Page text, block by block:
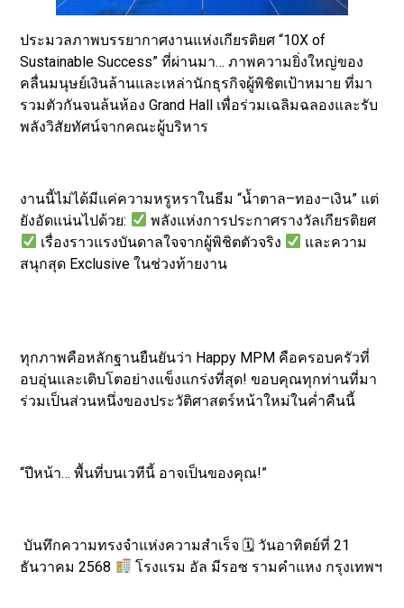
ประมวลภาพบรรยากาศงานแห่งเกียรติยศ “10X of
Sustainable Success” ที่ผ่านมา… ภาพความยิ่งใหญ่ของ
คลื่นมนุษย์เงินล้านและเหล่านักธุรกิจผู้พิชิตเป้าหมาย ที่มา
รวมตัวกันจนล้นห้อง Grand Hall เพื่อร่วมเฉลิมฉลองและรับ
พลังวิสัยทัศน์จากคณะผู้บริหาร
งานนี้ไม่ได้มีแค่ความหรูหราในธีม “น้ำตาล–ทอง–เงิน” แต่
ยังอัดแน่นไปด้วย:
พลังแห่งการประกาศรางวัลเกียรติยศ
เรื่องราวแรงบันดาลใจจากผู้พิชิตตัวจริง
และความ
สนุกสุด Exclusive ในช่วงท้ายงาน
ทุกภาพคือหลักฐานยืนยันว่า Happy MPM คือครอบครัวที่
อบอุ่นและเติบโตอย่างแข็งแกร่งที่สุด! ขอบคุณทุกท่านที่มา
ร่วมเป็นส่วนหนึ่งของประวัติศาสตร์หน้าใหม่ในค่ำคืนนี้
“ปีหน้า… พื้นที่บนเวทีนี้ อาจเป็นของคุณ!”
บันทึกความทรงจำแห่งความสำเร็จ 🗓 วันอาทิตย์ที่ 21
ธันวาคม 2568
โรงแรม อัล มีรอซ รามคำแหง กรุงเทพฯ